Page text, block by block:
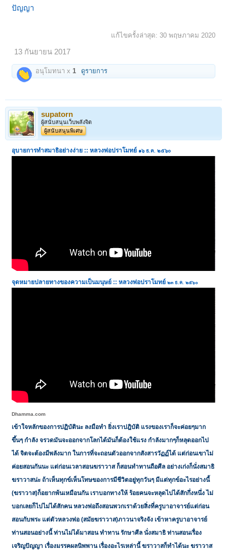
ปัญญา
แก้ไขครั้งล่าสุด: 30 พฤษภาคม 2020
13 กันยายน 2017
อนุโมทนา x 1 ดูรายการ
supatorn
ผู้สนับสนุนเว็บพลังจิต
ผู้สนับสนุนพิเศษ
อุบายการทำสมาธิอย่างง่าย :: หลวงพ่อปราโมทย์ ๑๖ ธ.ค. ๒๕๖๐
จุดหมายปลายทางของความเป็นมนุษย์ :: หลวงพ่อปราโมทย์๒๓ ธ.ค. ๒๕๖๐
Dhamma.com
เข้าใจหลักของการปฏิบัตินะ ลงมือทำ ยิ่งเราปฎิบัติ แรงของเราก็จะค่อยๆมาก
ขึ้นๆ กำลัง จรวดมันจะออกจากโลกได้มันก็ต้องใช้แรง กำลังมากๆก็หลุดออกไป
ได้ จิตจะต้องมีพลังมาก ในการที่จะถอนตัวออกจากสังสารวัฏฏ์ได้ แต่ก่อนเขาไม่
ค่อยสอนกันนะ แต่ก่อนเวลาสอนฆราวาส ก็สอนทำทานถือศีล อย่างเก่งก็นั่งสมาธิ
ฆราวาสน่ะ ถ้าเห็นทุกข์เห็นโทษของการมีชีวิตอยู่ทุกวันๆ มีแต่ทุกข์อะไรอย่างนี้
(ฆราวาส)ก็อยากพ้นเหมือนกัน เราบอกทางให้ ร้อยคนจะหลุดไปได้สักกึ่งหนึ่ง ไม่
บอกเลยก็ไปไม่ได้สักคน หลวงพ่อถึงสอนพวกเราด้วยสิ่งที่ครูบาอาจารย์แต่ก่อน
สอนกับพระ แต่ตัวหลวงพ่อ (สมัยฆราวาส)ภาวนาจริงจัง เข้าหาครูบาอาจารย์
ท่านสอนอย่างนี้ ท่านไม่ได้มาสอน ทำทาน รักษาศีล นั่งสมาธิ ท่านสอนเรื่อง
เจริญปัญญา เรื่องมรรคผลนิพพาน เรื่องอะไรเหล่านี้ ฆราวาสก็ทำได้นะ ฆราวาส